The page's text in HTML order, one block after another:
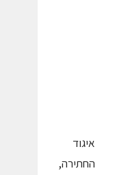
איגוד
החתירה,